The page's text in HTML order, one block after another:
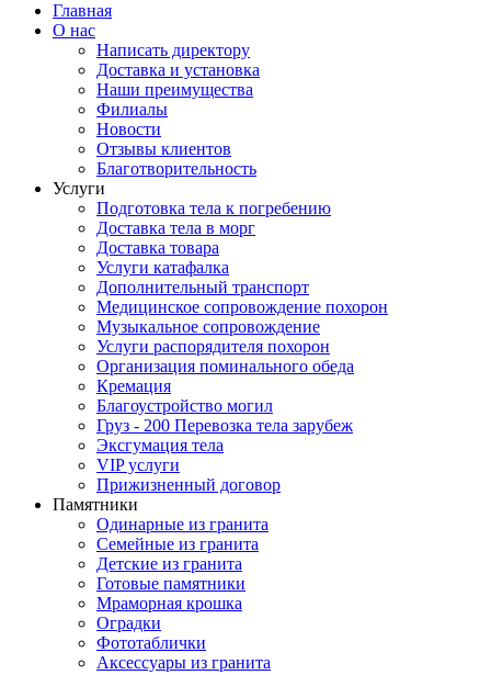
Главная
О нас
Написать директору
Доставка и установка
Наши преимущества
Филиалы
Новости
Отзывы клиентов
Благотворительность
Услуги
Подготовка тела к погребению
Доставка тела в морг
Доставка товара
Услуги катафалка
Дополнительный транспорт
Медицинское сопровождение похорон
Музыкальное сопровождение
Услуги распорядителя похорон
Организация поминального обеда
Кремация
Благоустройство могил
Груз - 200 Перевозка тела зарубеж
Эксгумация тела
VIP услуги
Прижизненный договор
Памятники
Одинарные из гранита
Семейные из гранита
Детские из гранита
Готовые памятники
Мраморная крошка
Оградки
Фототаблички
Аксессуары из гранита